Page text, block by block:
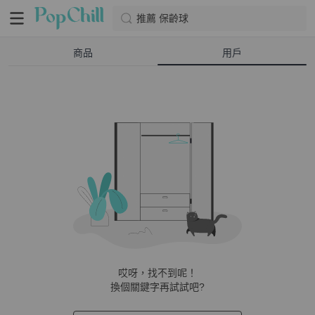
推薦 保齡球
商品 用戶
哎呀，找不到呢！
換個關鍵字再試試吧?